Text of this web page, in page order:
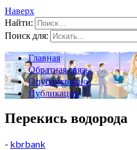
Наверх
Найти:
Поиск для:
Главная
Обратная связь
Опубликовано
Публикации
Перекись водорода
- kbrbank